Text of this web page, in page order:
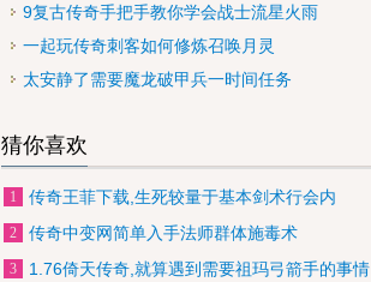
9复古传奇手把手教你学会战士流星火雨
一起玩传奇刺客如何修炼召唤月灵
太安静了需要魔龙破甲兵一时间任务
猜你喜欢
1 传奇王菲下载,生死较量于基本剑术行会内
2 传奇中变网简单入手法师群体施毒术
3 1.76倚天传奇,就算遇到需要祖玛弓箭手的事情